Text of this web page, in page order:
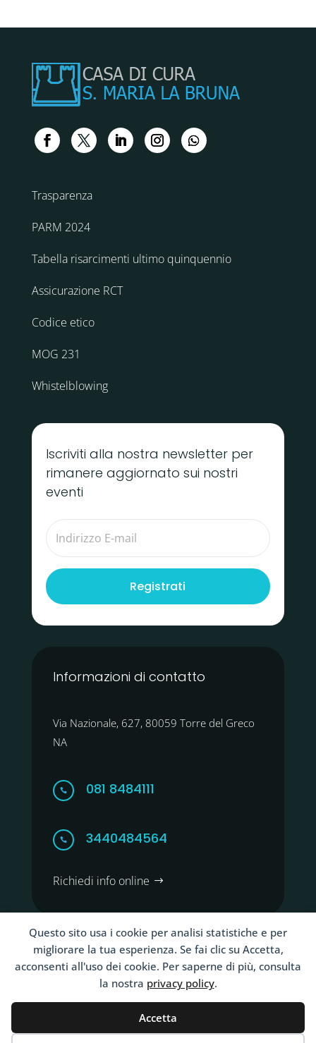
Questo sito usa i cookie per analisi statistiche e per
migliorare la tua esperienza. Se fai clic su Accetta,
acconsenti all'uso dei cookie. Per saperne di più, consulta
la nostra privacy policy.
Accetta
Trasparenza
PARM 2024
Tabella risarcimenti ultimo quinquennio
Assicurazione RCT
Codice etico
MOG 231
Whistelblowing
Iscriviti alla nostra newsletter per
rimanere aggiornato sui nostri
eventi
Registrati
Informazioni di contatto
Via Nazionale, 627, 80059 Torre del Greco
NA
 081 8484111
 3440484564
Richiedi info online
Copyright ©2026 Clinica Santa Maria La Bruna Torre
Terms and Conditions